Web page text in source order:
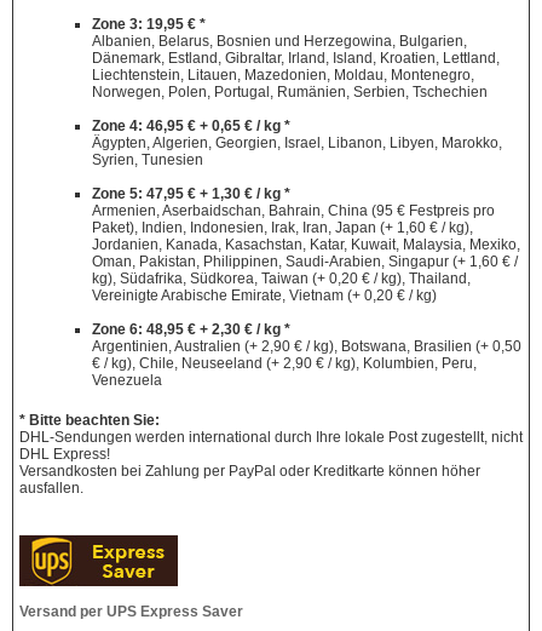
Zone 3: 19,95 € *
Albanien, Belarus, Bosnien und Herzegowina, Bulgarien,
Dänemark, Estland, Gibraltar, Irland, Island, Kroatien, Lettland,
Liechtenstein, Litauen, Mazedonien, Moldau, Montenegro,
Norwegen, Polen, Portugal, Rumänien, Serbien, Tschechien
Zone 4: 46,95 € + 0,65 € / kg *
Ägypten, Algerien, Georgien, Israel, Libanon, Libyen, Marokko,
Syrien, Tunesien
Zone 5: 47,95 € + 1,30 € / kg *
Armenien, Aserbaidschan, Bahrain, China (95 € Festpreis pro
Paket), Indien, Indonesien, Irak, Iran, Japan (+ 1,60 € / kg),
Jordanien, Kanada, Kasachstan, Katar, Kuwait, Malaysia, Mexiko,
Oman, Pakistan, Philippinen, Saudi-Arabien, Singapur (+ 1,60 € /
kg), Südafrika, Südkorea, Taiwan (+ 0,20 € / kg), Thailand,
Vereinigte Arabische Emirate, Vietnam (+ 0,20 € / kg)
Zone 6: 48,95 € + 2,30 € / kg *
Argentinien, Australien (+ 2,90 € / kg), Botswana, Brasilien (+ 0,50
€ / kg), Chile, Neuseeland (+ 2,90 € / kg), Kolumbien, Peru,
Venezuela
* Bitte beachten Sie:
DHL-Sendungen werden international durch Ihre lokale Post zugestellt, nicht
DHL Express!
Versandkosten bei Zahlung per PayPal oder Kreditkarte können höher
ausfallen.
Versand per UPS Express Saver